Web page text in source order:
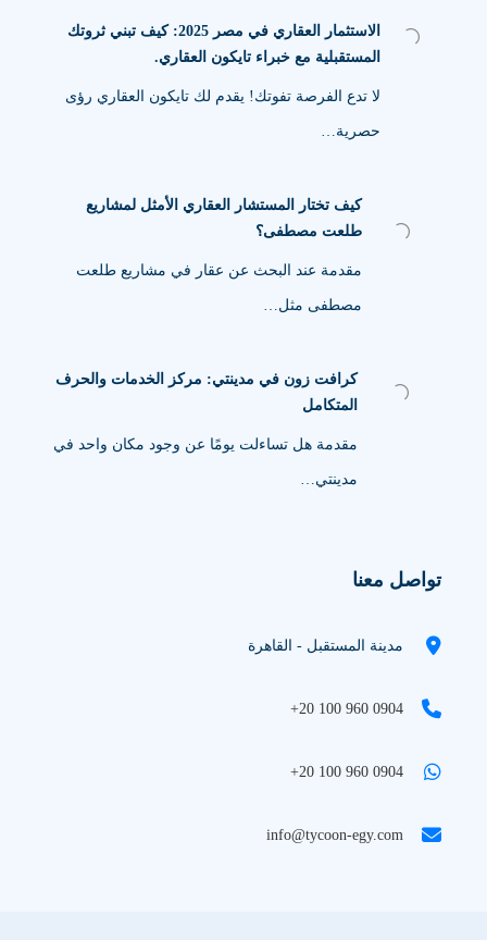
الاستثمار العقاري في مصر 2025: كيف تبني ثروتك
المستقبلية مع خبراء تايكون العقاري.
لا تدع الفرصة تفوتك! يقدم لك تايكون العقاري رؤى
حصرية…
كيف تختار المستشار العقاري الأمثل لمشاريع
طلعت مصطفى؟
مقدمة عند البحث عن عقار في مشاريع طلعت
مصطفى مثل…
كرافت زون في مدينتي: مركز الخدمات والحرف
المتكامل
مقدمة هل تساءلت يومًا عن وجود مكان واحد في
مدينتي…
تواصل معنا
مدينة المستقبل - القاهرة
+20 100 960 0904
+20 100 960 0904
info@tycoon-egy.com